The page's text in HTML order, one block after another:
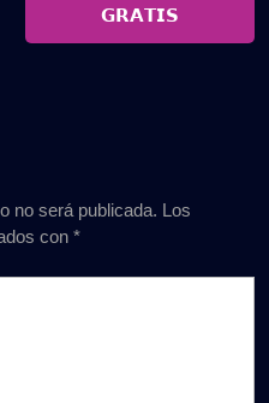
𝗚𝗥𝗔𝗧𝗜𝗦
no será publicada. Los
con *